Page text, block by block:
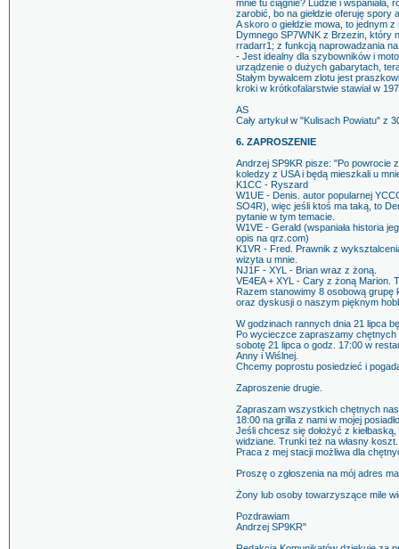
mnie tu ciągnie? Ludzie i wspaniała,
zarobić, bo na giełdzie oferuję
A skoro o giełdzie mowa, to jednym
Dymnego SP7WNK z Brzezin, który
rradarr1; z funkcją naprowadzania
- Jest idealny dla szybowników i
urządzenie o dużych gabarytach,
Stałym bywalcem zlotu jest
kroki w krótkofalarstwie stawiał w
AS
Cały artykuł w "Kulisach Powiatu" z
6. ZAPROSZENIE
Andrzej SP9KR pisze: "Po powrocie
koledzy z USA i będą mieszkali u
K1CC - Ryszard
W1UE - Denis. autor popularnej
SO4R), więc jeśli ktoś ma taką, to
pytanie w tym temacie.
W1VE - Gerald (wspaniała historia
opis na qrz.com)
K1VR - Fred. Prawnik z
wizyta u mnie.
NJ1F - XYL - Brian wraz z żoną.
VE4EA + XYL - Cary z żoną Marion.
Razem stanowimy 8 osobową
oraz dyskusji o naszym pięknym
W godzinach rannych dnia 21 lipca
Po wycieczce zapraszamy chętnych
sobotę 21 lipca o godz. 17:00 w
Anny i Wiślnej.
Chcemy poprostu posiedzieć i
Zaproszenie drugie.
Zapraszam wszystkich chętnych
18:00 na grilla z nami w mojej
Jeśli chcesz się dołożyć z
widziane. Trunki też na własny koszt.
Praca z mej stacji możliwa dla
Proszę o zgłoszenia na mój adres
Żony lub osoby towarzyszące mile
Pozdrawiam
Andrzej SP9KR"